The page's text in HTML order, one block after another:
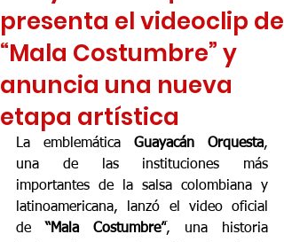
presenta el videoclip de
“Mala Costumbre” y
anuncia una nueva
etapa artística
La emblemática Guayacán Orquesta,
una de las instituciones más
importantes de la salsa colombiana y
latinoamericana, lanzó el video oficial
de “Mala Costumbre”, una historia